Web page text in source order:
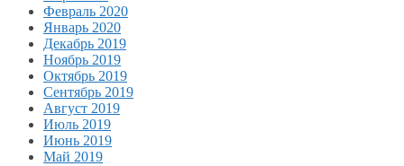
Февраль 2020
Январь 2020
Декабрь 2019
Ноябрь 2019
Октябрь 2019
Сентябрь 2019
Август 2019
Июль 2019
Июнь 2019
Май 2019